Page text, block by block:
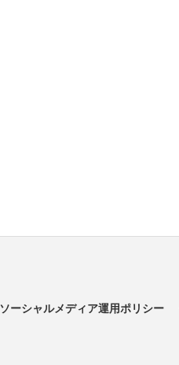
ソーシャルメディア運用ポリシー